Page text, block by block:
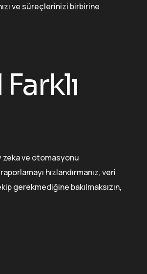
ve süreçlerinizi birbirine
ve otomasyonu
hızlandırmanız, veri
gerekmediğine bakılmaksızın,